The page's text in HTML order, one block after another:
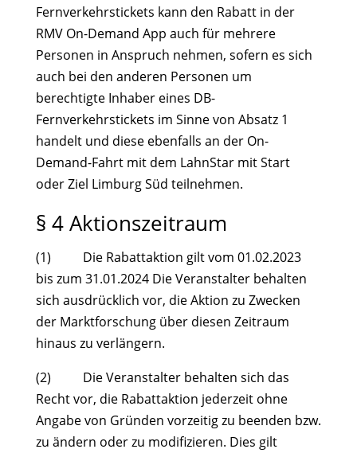
Fernverkehrstickets kann den Rabatt in der
RMV On-Demand App auch für mehrere
Personen in Anspruch nehmen, sofern es sich
auch bei den anderen Personen um
berechtigte Inhaber eines DB-
Fernverkehrstickets im Sinne von Absatz 1
handelt und diese ebenfalls an der On-
Demand-Fahrt mit dem LahnStar mit Start
oder Ziel Limburg Süd teilnehmen.
§ 4 Aktionszeitraum
(1) Die Rabattaktion gilt vom 01.02.2023
bis zum 31.01.2024 Die Veranstalter behalten
sich ausdrücklich vor, die Aktion zu Zwecken
der Marktforschung über diesen Zeitraum
hinaus zu verlängern.
(2) Die Veranstalter behalten sich das
Recht vor, die Rabattaktion jederzeit ohne
Angabe von Gründen vorzeitig zu beenden bzw.
zu ändern oder zu modifizieren. Dies gilt